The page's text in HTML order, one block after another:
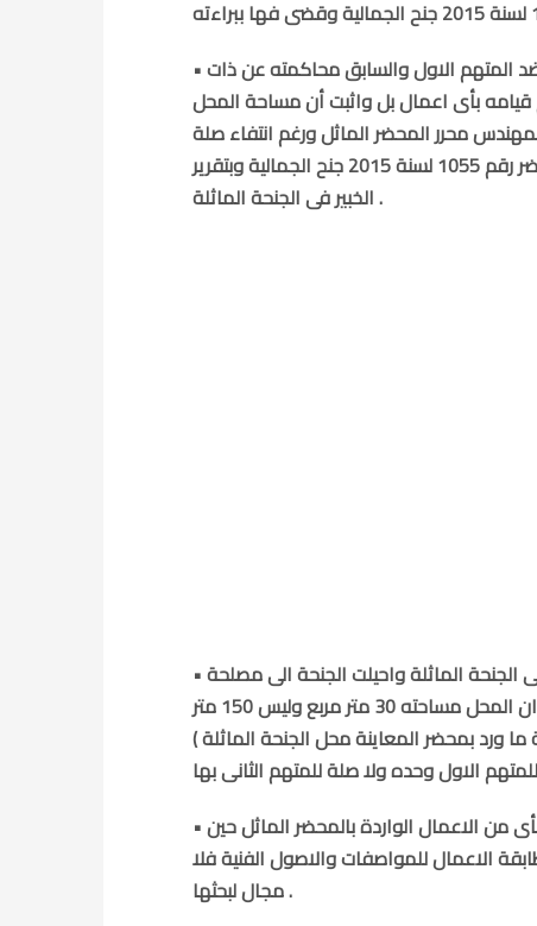
• فوجئ المتهمين بصدور الامر الجنائى الصادر فى الجنحة الماثلة ضد المتهم الاول والسابق محاكمته عن ذات
قيامه بأى اعمال بل واثبت أن مساحة المحل
150 متر كما زعم السيد المهندس محرر المحضر الماثل ورغم انتفاء صلة
المتهم الثانى بالمحل موضوع الجنحة والثابت بتحريات المباحث بالمحضر رقم 1055 لسنة 2015 جنح الجمالية وبتقرير
الخبير فى الجنحة الماثلة .
• فقرر المتهمين بالاستئناف فى الامر الجنائى الصادر فى غيبتهم فى الجنحة الماثلة واحيلت الجنحة الى مصلحة
الخبراء وجاء تقرير السيد الخبير فى نتيجته النهائية ومحاضر الاعمال ان المحل مساحته 30 متر مربع وليس 150 متر
ورد بمحضر المعاينة محل الجنحة الماثلة )
• وجاء ايضا فى النتيجة النهائية ما يؤكد عدم قيام اى من المتهمين بأى من الاعمال الواردة بالمحضر الماثل حين
وقرر انه عن مدى مطابقة الاعمال للمواصفات والاصول الفنية فلا
مجال لبحثها .